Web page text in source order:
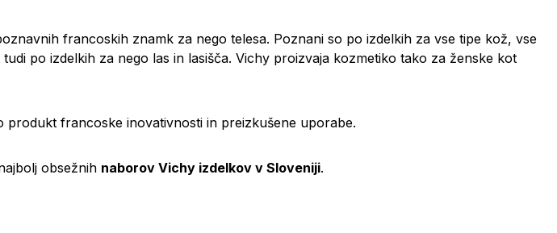
francoskih znamk za nego telesa. Poznani so po izdelkih za vse tipe kož, vse
po izdelkih za nego las in lasišča. Vichy proizvaja kozmetiko tako za ženske kot
produkt francoske inovativnosti in preizkušene uporabe.
obsežnih naborov Vichy izdelkov v Sloveniji.